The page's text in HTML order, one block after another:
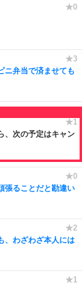
ニ弁当で済ませても
、次の予定はキャン
張ることだと勘違い
、わざわざ本人には